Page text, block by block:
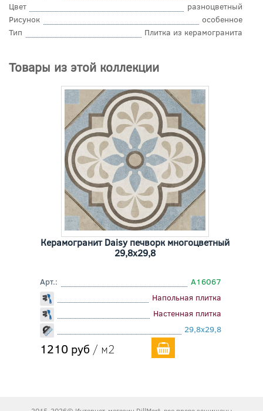
Цвет
разноцветный
Рисунок
особенное
Тип
Плитка из керамогранита
Товары из этой коллекции
Керамогранит Daisy печворк многоцветный
29,8x29,8
Арт.:
A16067
Напольная плитка
Настенная плитка
29,8x29,8
1210 руб / м2